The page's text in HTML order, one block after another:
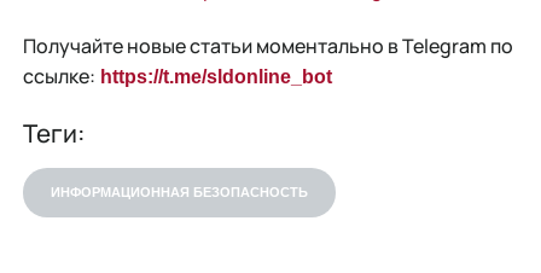
Получайте новые статьи моментально в Telegram по
ссылке: https://t.me/sldonline_bot
Теги:
ИНФОРМАЦИОННАЯ БЕЗОПАСНОСТЬ